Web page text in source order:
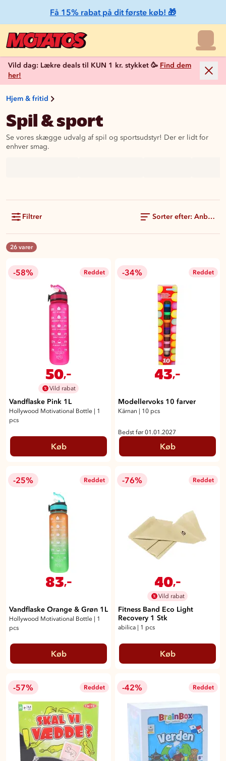
Få 15% rabat på dit første køb! 🎁
Vild dag: Lækre deals til KUN 1 kr. stykket 🥳 Find dem
her!
Hjem & fritid
Spil & sport
Se vores skægge udvalg af spil og sportsudstyr! Der er lidt for
enhver smag.
Filtrer Sorter efter:
26 varer
-58% Reddet
50,-
Vild rabat
Vandflaske Pink 1L
Hollywood Motivational Bottle
1
pcs
Køb
-34% Reddet
43,-
Modellervoks 10 farver
Kärnan 10 pcs
Bedst før 01.01.2027
Køb
-25% Reddet
83 ,-
Vandflaske Orange & Grøn 1L
Hollywood Motivational Bottle | 1
pcs
Køb
-76% Reddet
40,-
Vild rabat
Fitness Band Eco Light
Recovery 1 Stk
abilica | 1 pcs
Køb
-57% Reddet -42% Reddet